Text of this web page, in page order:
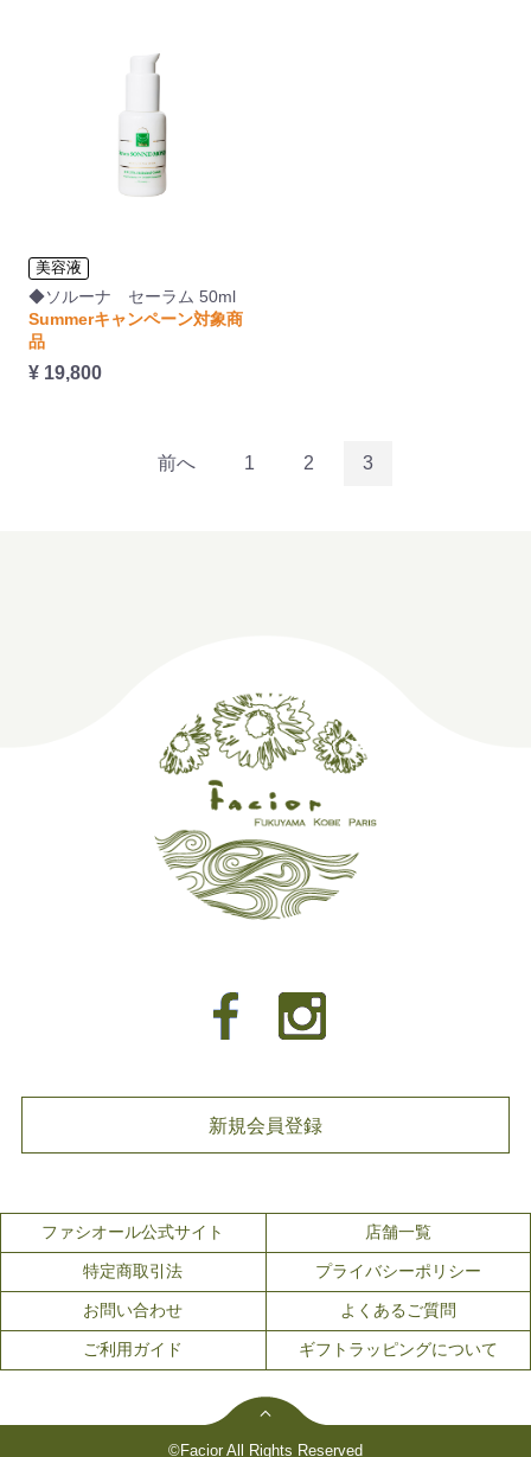
美容液
◆ソルーナ セーラム 50ml
Summerキャンペーン対象商
品
¥ 19,800
前へ 1 2 3
新規会員登録
ファシオール公式サイト 店舗一覧
特定商取引法 プライバシーポリシー
お問い合わせ よくあるご質問
ご利用ガイド ギフトラッピングについて
©Facior All Rights Reserved